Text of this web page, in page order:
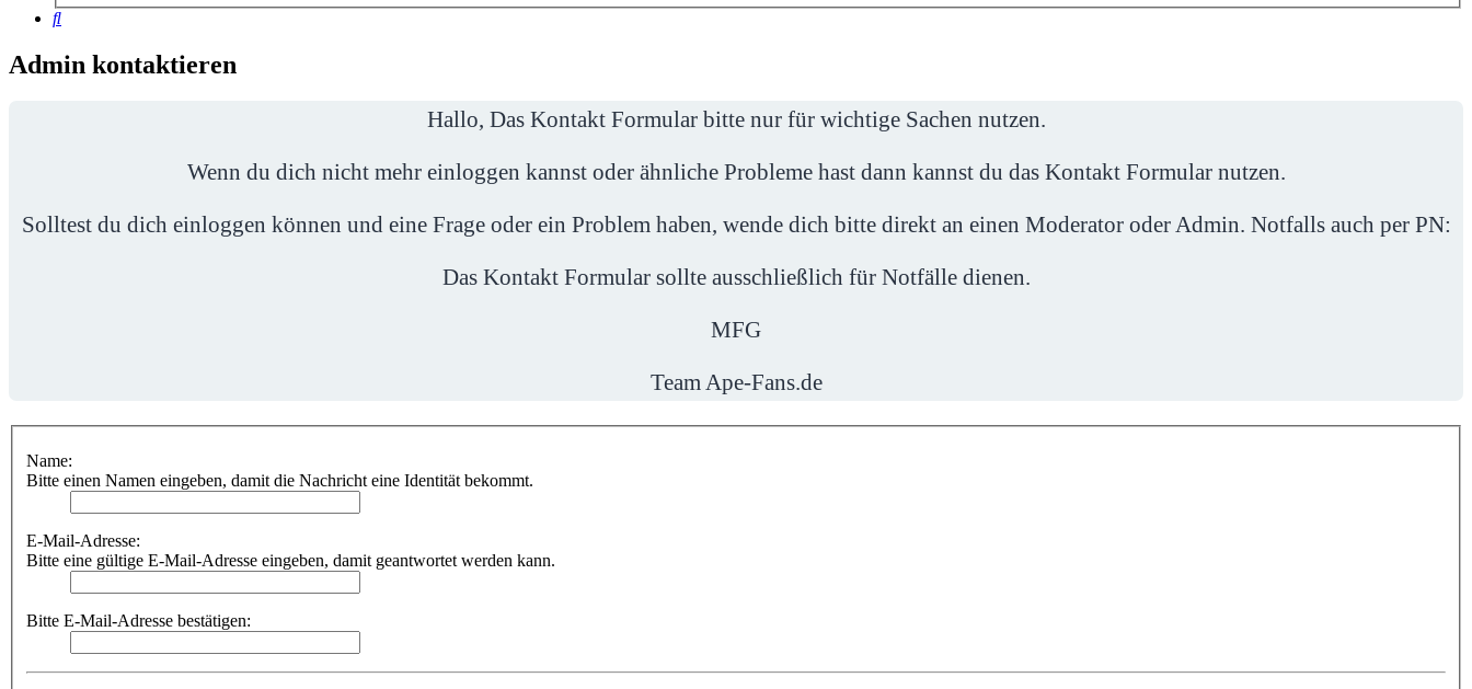
Suche
Admin kontaktieren
Hallo, Das Kontakt Formular bitte nur für wichtige Sachen nutzen.
Wenn du dich nicht mehr einloggen kannst oder ähnliche Probleme hast dann kannst du das Kontakt Formular nutzen.
Solltest du dich einloggen können und eine Frage oder ein Problem haben, wende dich bitte direkt an einen Moderator oder Admin. Notfalls auch per PN:
Das Kontakt Formular sollte ausschließlich für Notfälle dienen.
MFG
Team Ape-Fans.de
Name:
Bitte einen Namen eingeben, damit die Nachricht eine Identität bekommt.
E-Mail-Adresse:
Bitte eine gültige E-Mail-Adresse eingeben, damit geantwortet werden kann.
Bitte E-Mail-Adresse bestätigen: